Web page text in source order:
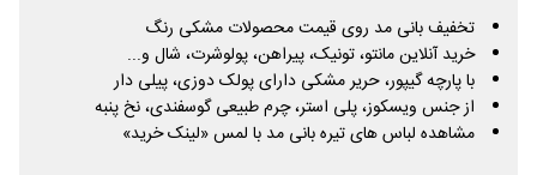
تخفیف بانی مد روی قیمت محصولات مشکی رنگ
خرید آنلاین مانتو، تونیک، پیراهن، پولوشرت، شال و...
با پارچه گیپور، حریر مشکی دارای پولک دوزی، پیلی دار
از جنس ویسکوز، پلی استر، چرم طبیعی گوسفندی، نخ پنبه
مشاهده لباس های تیره بانی مد با لمس «لینک خرید»